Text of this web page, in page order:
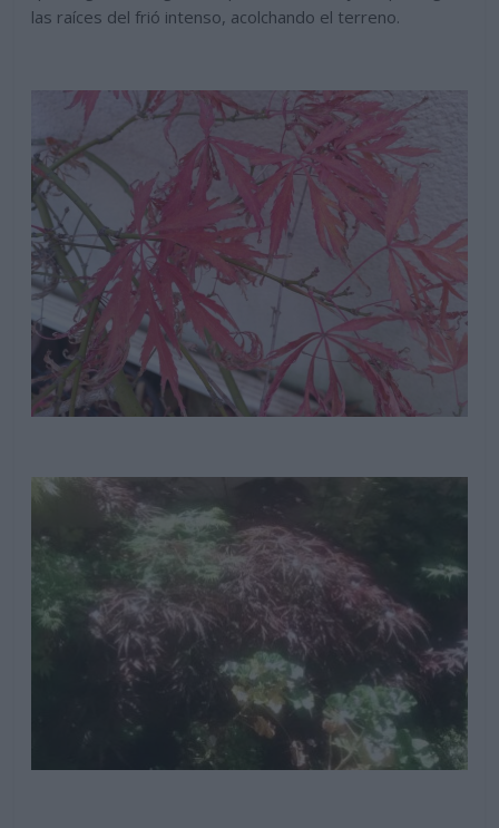
las raíces del frió intenso, acolchando el terreno.